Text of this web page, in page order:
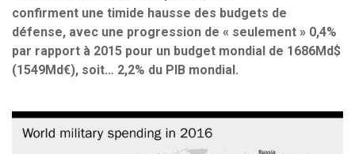
confirment une timide hausse des budgets de
défense, avec une progression de « seulement » 0,4%
par rapport à 2015 pour un budget mondial de 1686Md$
(1549Md€), soit… 2,2% du PIB mondial.